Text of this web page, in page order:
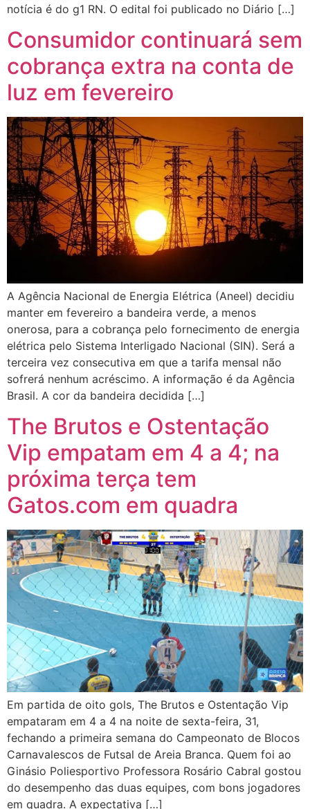
notícia é do g1 RN. O edital foi publicado no Diário […]
Consumidor continuará sem
cobrança extra na conta de
luz em fevereiro
A Agência Nacional de Energia Elétrica (Aneel) decidiu
manter em fevereiro a bandeira verde, a menos
onerosa, para a cobrança pelo fornecimento de energia
elétrica pelo Sistema Interligado Nacional (SIN). Será a
terceira vez consecutiva em que a tarifa mensal não
sofrerá nenhum acréscimo. A informação é da Agência
Brasil. A cor da bandeira decidida […]
The Brutos e Ostentação
Vip empatam em 4 a 4; na
próxima terça tem
Gatos.com em quadra
Em partida de oito gols, The Brutos e Ostentação Vip
empataram em 4 a 4 na noite de sexta-feira, 31,
fechando a primeira semana do Campeonato de Blocos
Carnavalescos de Futsal de Areia Branca. Quem foi ao
Ginásio Poliesportivo Professora Rosário Cabral gostou
do desempenho das duas equipes, com bons jogadores
em quadra. A expectativa […]